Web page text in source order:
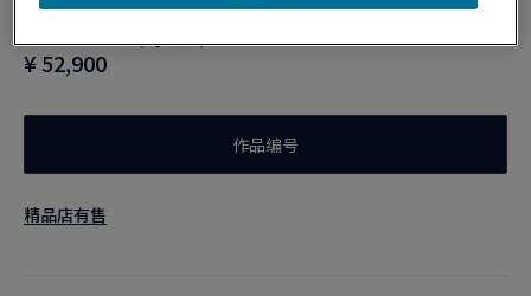
新品
Force 10系列耳环
¥ 52,900
作品编号
精品店有售